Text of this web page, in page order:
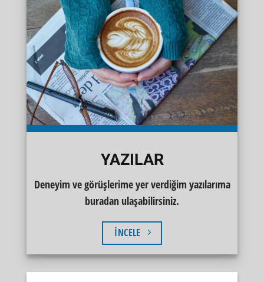
YAZILAR
Deneyim ve görüşlerime yer verdiğim yazılarıma
buradan ulaşabilirsiniz.
İNCELE